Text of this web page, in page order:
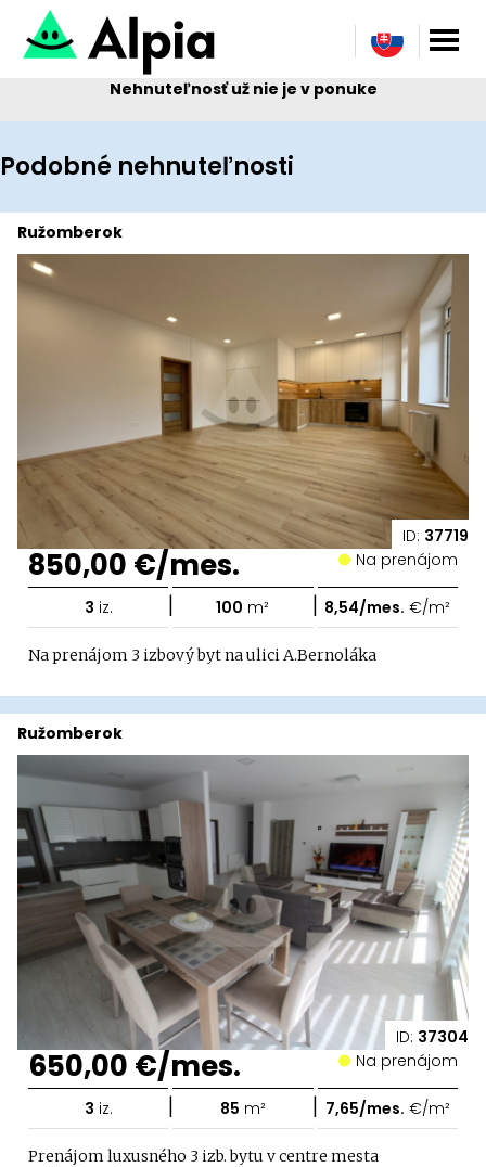
Nehnuteľnosť už nie je v ponuke
Podobné nehnuteľnosti
ID: 37719
Ružomberok
850,00 €/mes. Na prenájom
3 iz. | 100 m² | 8,54/mes. €/m²
Na prenájom 3 izbový byt na ulici A.Bernoláka
ID: 37304
Ružomberok
650,00 €/mes. Na prenájom
3 iz. | 85 m² | 7,65/mes. €/m²
Prenájom luxusného 3 izb. bytu v centre mesta